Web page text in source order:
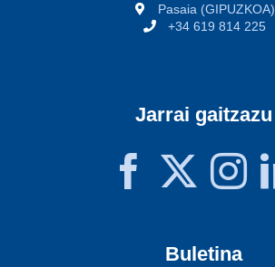
Pasaia (GIPUZKOA)
+34 619 814 225
Jarrai gaitzazu
Buletina